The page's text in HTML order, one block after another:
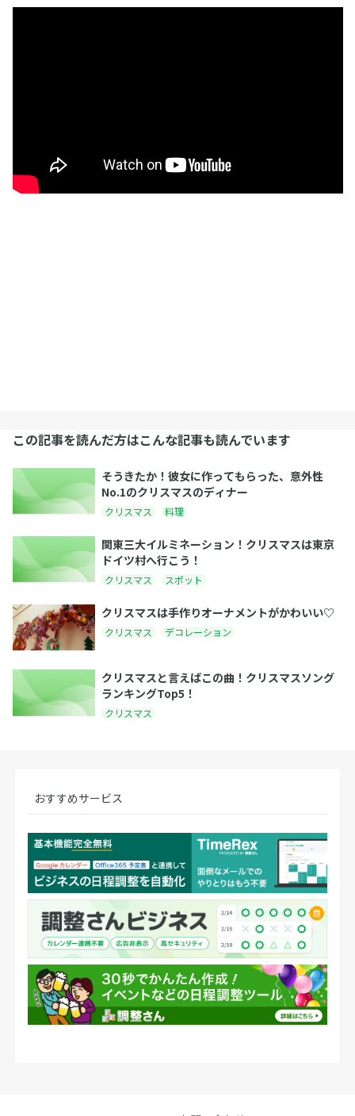
この記事を読んだ方はこんな記事も読んでいます
そうきたか！彼女に作ってもらった、意外性
No.1のクリスマスのディナー
クリスマス 料理
関東三大イルミネーション！クリスマスは東京
ドイツ村へ行こう！
クリスマス スポット
クリスマスは手作りオーナメントがかわいい♡
クリスマス デコレーション
クリスマスと言えばこの曲！クリスマスソング
ランキングTop5！
クリスマス
おすすめサービス